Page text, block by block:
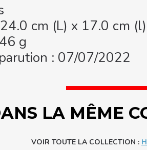
cm (L) x 17.0 cm
g
: 07/07/2022
LA MÊME
VOIR TOUTE LA COLLECTION :